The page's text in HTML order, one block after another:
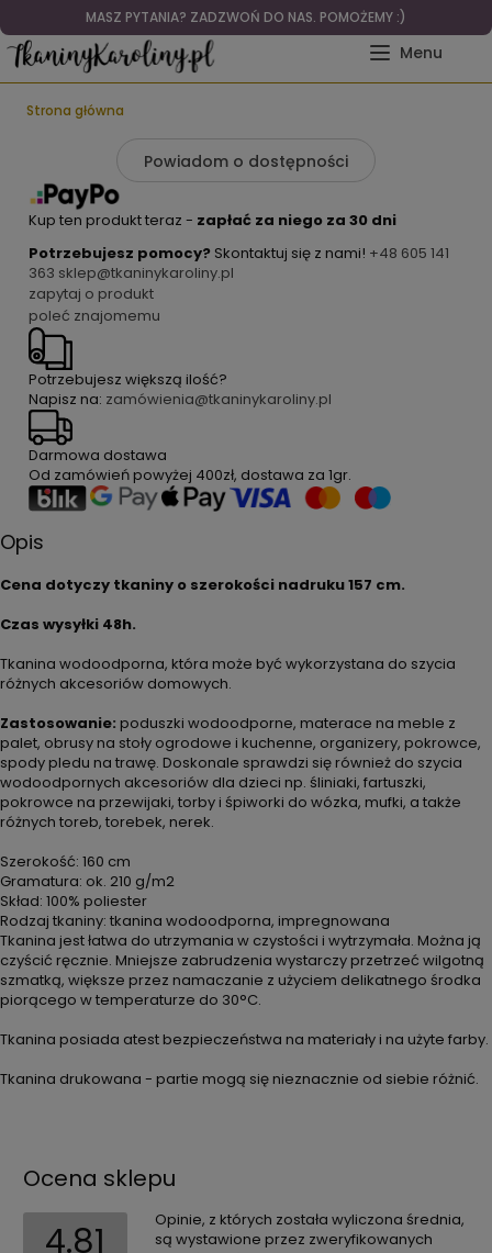
MASZ PYTANIA? ZADZWOŃ DO NAS. POMOŻEMY :)
Strona główna
Powiadom o dostępności
Kup ten produkt teraz - zapłać za niego za 30 dni
Potrzebujesz pomocy? Skontaktuj się z nami! +48 605 141
363 sklep@tkaninykaroliny.pl
zapytaj o produkt
poleć znajomemu
Potrzebujesz większą ilość?
Napisz na: zamówienia@tkaninykaroliny.pl
Darmowa dostawa
Od zamówień powyżej 400zł, dostawa za 1gr.
Opis
Cena dotyczy tkaniny o szerokości nadruku 157 cm.
Czas wysyłki 48h.
Tkanina wodoodporna, która może być wykorzystana do szycia
różnych akcesoriów domowych.
Zastosowanie: poduszki wodoodporne, materace na meble z
palet, obrusy na stoły ogrodowe i kuchenne, organizery, pokrowce,
spody pledu na trawę. Doskonale sprawdzi się również do szycia
wodoodpornych akcesoriów dla dzieci np. śliniaki, fartuszki,
pokrowce na przewijaki, torby i śpiworki do wózka, mufki, a także
różnych toreb, torebek, nerek.
Szerokość: 160 cm
Gramatura: ok. 210 g/m2
Skład: 100% poliester
Rodzaj tkaniny: tkanina wodoodporna, impregnowana
Tkanina jest łatwa do utrzymania w czystości i wytrzymała. Można ją
czyścić ręcznie. Mniejsze zabrudzenia wystarczy przetrzeć wilgotną
szmatką, większe przez namaczanie z użyciem delikatnego środka
piorącego w temperaturze do 30°C.
Tkanina posiada atest bezpieczeństwa na materiały i na użyte farby.
Tkanina drukowana - partie mogą się nieznacznie od siebie różnić.
Ocena sklepu
4.81
Opinie, z których została wyliczona średnia,
są wystawione przez zweryfikowanych